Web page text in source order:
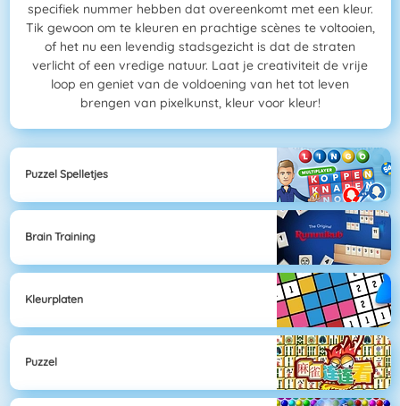
specifiek nummer hebben dat overeenkomt met een kleur.
Tik gewoon om te kleuren en prachtige scènes te voltooien,
of het nu een levendig stadsgezicht is dat de straten
verlicht of een vredige natuur. Laat je creativiteit de vrije
loop en geniet van de voldoening van het tot leven
brengen van pixelkunst, kleur voor kleur!
Puzzel Spelletjes
Brain Training
Kleurplaten
Puzzel